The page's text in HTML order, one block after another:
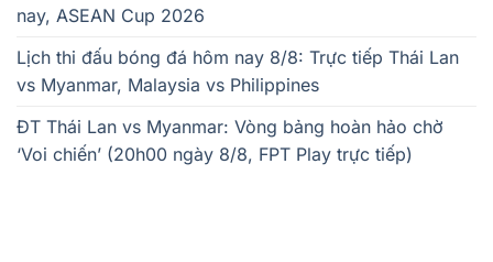
nay, ASEAN Cup 2026
Lịch thi đấu bóng đá hôm nay 8/8: Trực tiếp Thái Lan
vs Myanmar, Malaysia vs Philippines
ĐT Thái Lan vs Myanmar: Vòng bảng hoàn hảo chờ
‘Voi chiến’ (20h00 ngày 8/8, FPT Play trực tiếp)